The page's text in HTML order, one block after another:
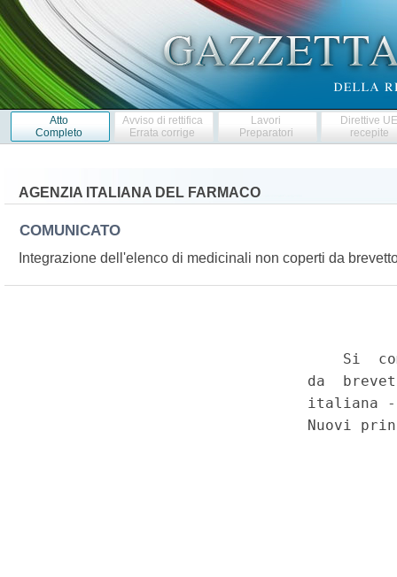
Atto
Completo
Avviso di rettifica
Errata corrige
Lavori
Preparatori
Direttive
recepite
AGENZIA ITALIANA DEL FARMACO
COMUNICATO
Integrazione dell'elenco di medicinali non coperti da